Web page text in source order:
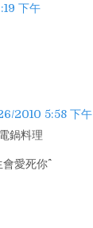
下午
2010 5:58 下午
鍋料理
愛死你^^